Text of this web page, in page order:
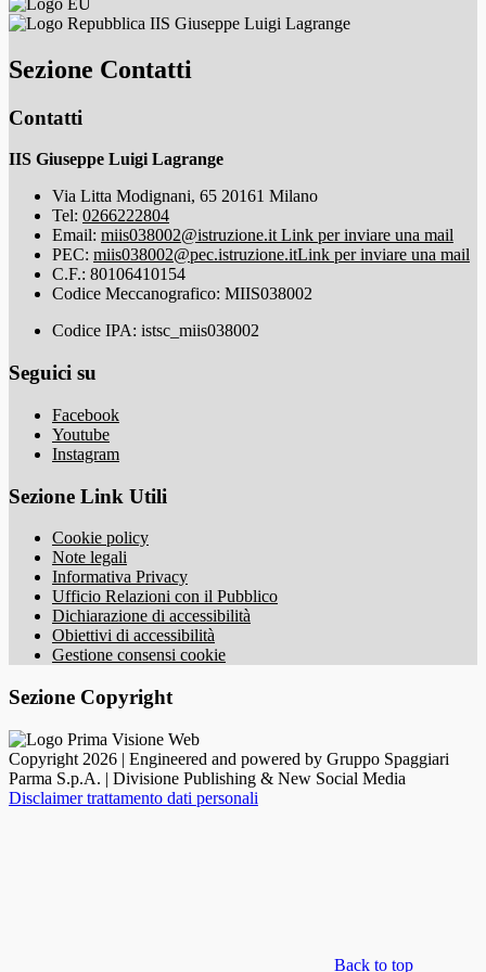
IIS Giuseppe Luigi Lagrange
Sezione Contatti
Contatti
IIS Giuseppe Luigi Lagrange
Via Litta Modignani, 65 20161 Milano
Tel: 0266222804
Email: miis038002@istruzione.it Link per inviare una mail
PEC: miis038002@pec.istruzione.itLink per inviare una mail
C.F.: 80106410154
Codice Meccanografico: MIIS038002
Codice IPA: istsc_miis038002
Seguici su
Facebook
Youtube
Instagram
Sezione Link Utili
Cookie policy
Note legali
Informativa Privacy
Ufficio Relazioni con il Pubblico
Dichiarazione di accessibilità
Obiettivi di accessibilità
Gestione consensi cookie
Sezione Copyright
Copyright 2026 | Engineered and powered by Gruppo Spaggiari
Parma S.p.A. | Divisione Publishing & New Social Media
Disclaimer trattamento dati personali
Back to top